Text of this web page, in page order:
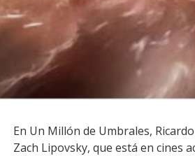
Facebook
En Un Millón de Umbrales,
Zach Lipovsky, que está en cines